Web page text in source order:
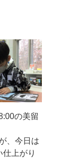
の美留
、今日は
上がり